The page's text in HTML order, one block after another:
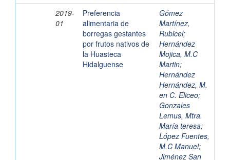
2019-
01
Preferencia
alimentaria de
borregas gestantes
por frutos nativos de
la Huasteca
Hidalguense
Gómez
Martínez,
Rubicel;
Hernández
Mojica, M.C
Martin;
Hernández
Hernández, M.
en C. Eliceo;
Gonzales
Lemus, Mtra.
María teresa;
López Fuentes,
M.C Manuel;
Jiménez San